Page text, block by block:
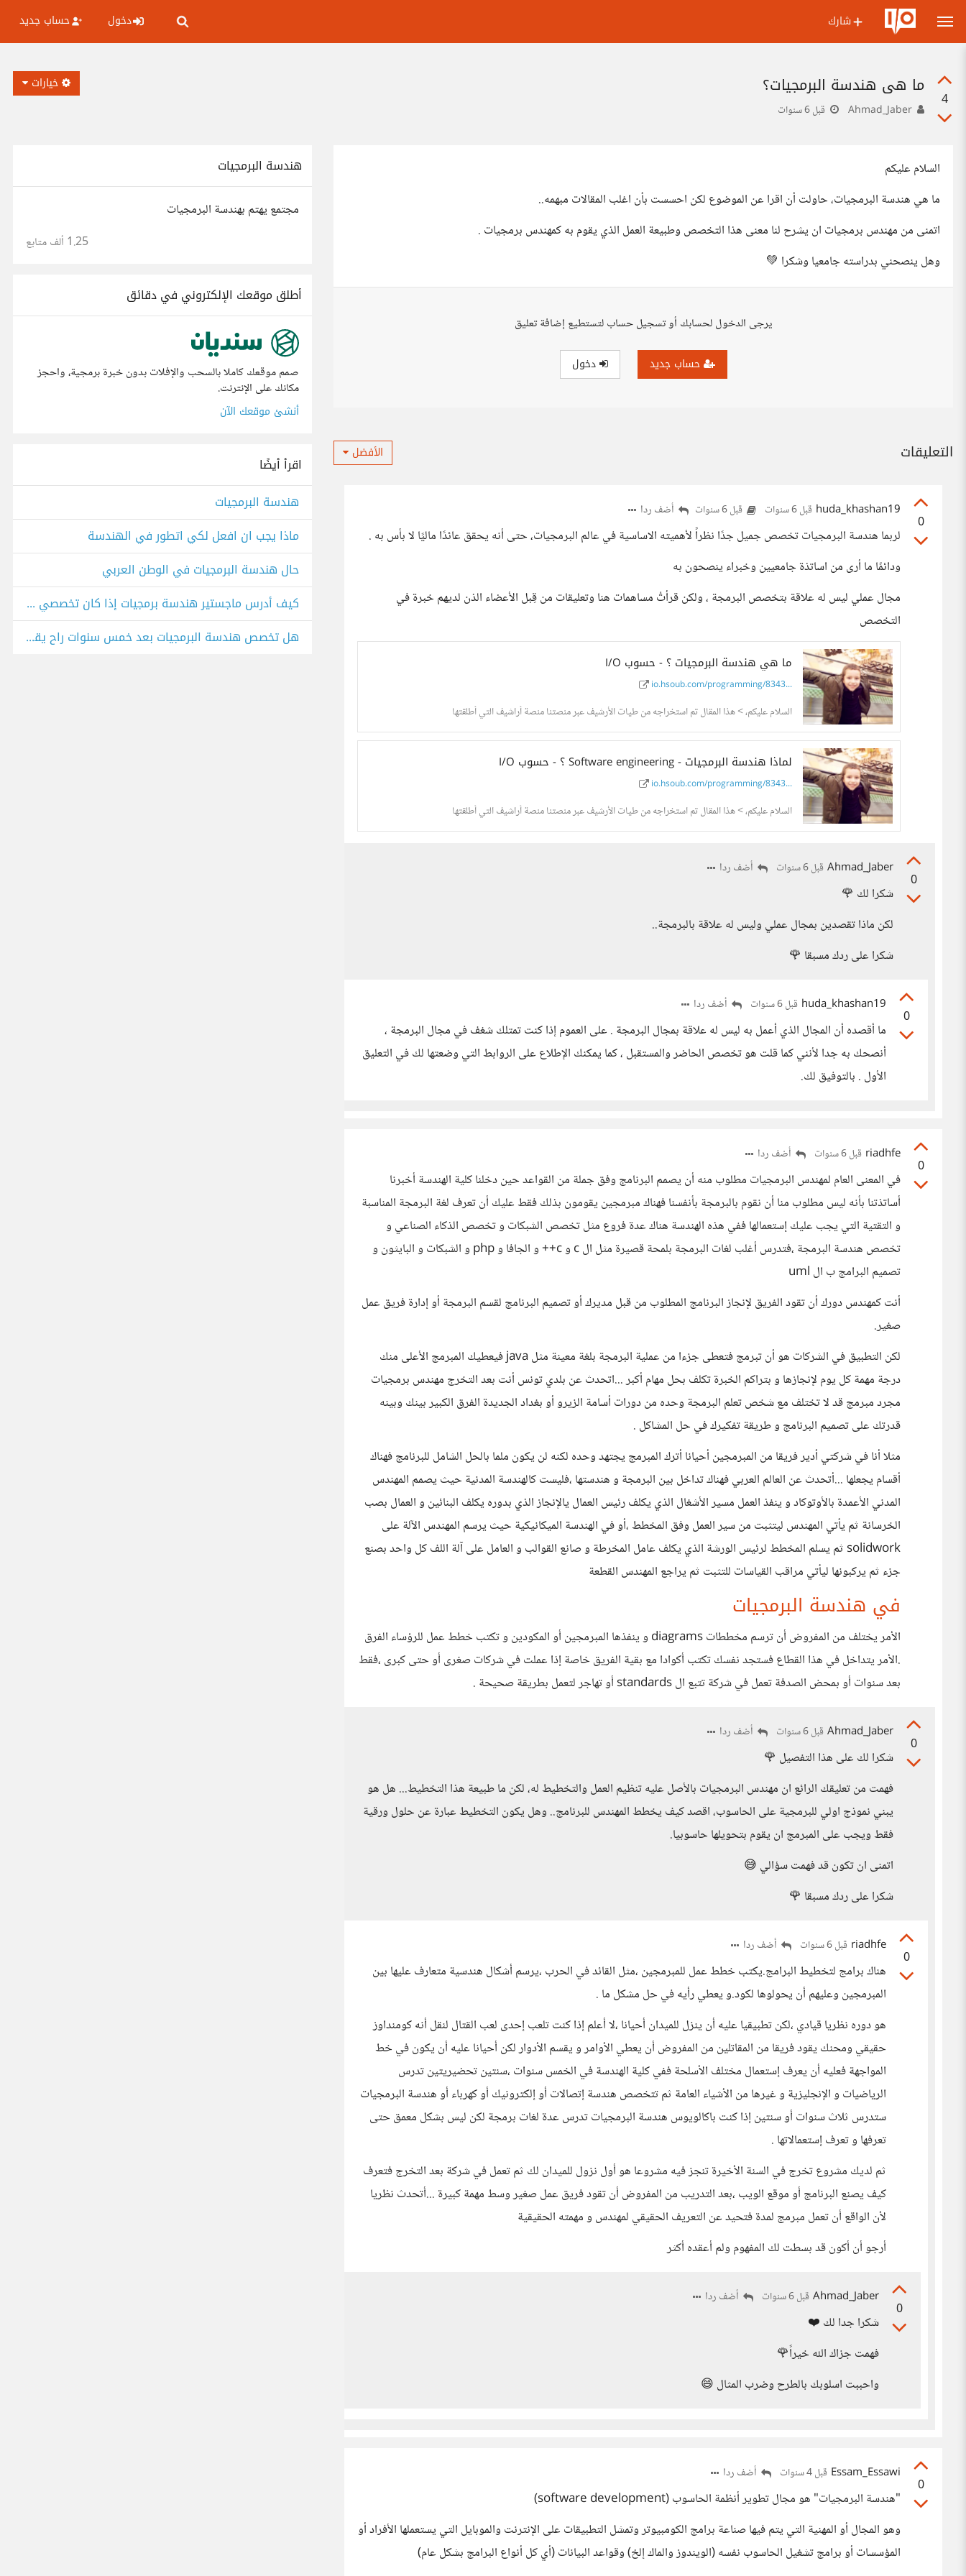
شارك دخول حساب جديد
4
ما هي هندسة البرمجيات؟
قبل 6 سنوات
خيارات
السلام عليكم
ما هي هندسة البرمجيات، حاولت أن اقرا عن الموضوع لكن احسست بأن اغلب المقالات مبهمه..
اتمنى من مهندس برمجيات ان يشرح لنا معنى هذا التخصص وطبيعة العمل الذي يقوم به كمهندس برمجيات .
وهل ينصحني بدراسته جامعيا وشكرا 💚
يرجى الدخول لحسابك أو تسجيل حساب لتستطيع إضافة تعليق
حساب جديد دخول
التعليقات الأفضل
0
huda_khashan19 قبل 6 سنوات قبل 6 سنوات أضف ردا
لربما هندسة البرمجيات تخصص جميل جدًا نظراً لأهميته الاساسية في عالم البرمجيات، حتى أنه يحقق عائدًا ماليًا لا بأس به .
ودائمًا ما أرى من اساتذة جامعيين وخبراء ينصحون به
مجال عملي ليس له علاقة بتخصص البرمجة ، ولكن قرأتُ مساهمات هنا وتعليقات من قِبل الأعضاء الذن لديهم خبرة في
التخصص
ما هي هندسة البرمجيات ؟ - حسوب I/O
io.hsoub.com/programming/8343...
السلام عليكم، > هذا المقال تم استخراجه من طيات الأرشيف عبر منصتنا منصة أراشيف التي أطلقتها
لماذا هندسة البرمجيات - Software engineering ؟ - حسوب I/O
io.hsoub.com/programming/8343...
السلام عليكم، > هذا المقال تم استخراجه من طيات الأرشيف عبر منصتنا منصة أراشيف التي أطلقتها
0
Ahmad_Jaber قبل 6 سنوات أضف ردا
شكرا لك 🌹
لكن ماذا تقصدين بمجال عملي وليس له علاقة بالبرمجة..
شكرا على ردك مسبقا 🌹
0
huda_khashan19 قبل 6 سنوات أضف ردا
ما أقصده أن المجال الذي أعمل به ليس له علاقة بمجال البرمجة . على العموم إذا كنت تمتلك شغف في مجال البرمجة ،
أنصحك به جدا لأنني كما قلت هو تخصص الحاضر والمستقبل ، كما يمكنك الإطلاع على الروابط التي وضعتها لك في التعليق
الأول . بالتوفيق لك.
0
riadhfe قبل 6 سنوات أضف ردا
في المعنى العام لمهندس البرمجيات مطلوب منه أن يصمم البرنامج وفق جملة من القواعد حين دخلنا كلية الهندسة أخبرنا
أساتذتنا بأنه ليس مطلوب منا أن نقوم بالبرمجة بأنفسنا فهناك مبرمجين يقومون بذلك فقط عليك أن تعرف لغة البرمجة المناسبة
و التقتية التي يجب عليك إستعمالها ففي هذه الهندسة هناك عدة فروع مثل تخصص الشبكات و تخصص الذكاء الصناعي و
تخصص هندسة البرمجة ،فتدرس أغلب لغات البرمجة بلمحة قصيرة مثل ال c و c++ و الجافا و php و الشبكات و البايثون و
تصميم البرامج ب ال uml
أنت كمهندس دورك أن تقود الفريق لإنجاز البرنامج المطلوب من قبل مديرك أو تصميم البرنامج لقسم البرمجة أو إدارة فريق عمل
صغير.
لكن التطبيق في الشركات هو أن تبرمج فتعطى جزءا من عملية البرمجة بلغة معينة مثل java فيعطيك المبرمج الأعلى منك
درجة مهمة كل يوم لإنجازها و بتراكم الخبرة تكلف بحل مهام أكبر ...اتحدث عن بلدي تونس أنت بعد التخرج مهندس برمجيات
مجرد مبرمج قد لا تختلف مع شخص تعلم البرمجة وحده من دورات أسامة الزيرو أو بغداد الجديدة الفرق الكبير بينك وبينه
قدرتك على تصميم البرنامج و طريقة تفكيرك في حل المشاكل .
مثلا أنا في شركتي أدير فريقا من المبرمجين أحيانا أترك المبرمج يجتهد وحده لكنه لن يكون ملما بالحل الشامل للبرنامج فهناك
أقسام يجعلها ...أتحدث عن العالم العربي فهناك تداخل بين البرمجة و هندستها ،فليست كالهندسة المدنية حيث يصمم المهندس
المدني الأعمدة بالأوتوكاد و ينفذ العمل مسير الأشغال الذي يكلف رئيس العمال يالإنجاز الذي بدوره يكلف البنائين و العمال بصب
الخرسانة ثم يأتي المهندس ليتثبت من سير العمل وفق المخطط ،أو في الهندسة الميكانيكية حيث يرسم المهندس الآلة على
solidwork ثم يسلم المخطط لرئيس الورشة الذي يكلف عامل المخرطة و صانع القوالب و العامل على آلة اللف كل واحد بصنع
جزء ثم يركبونها ليأتي مراقب القياسات للتثبت ثم يراجع المهندس القطعة
في هندسة البرمجيات
الأمر يختلف من المفروض أن ترسم مخططات diagrams و ينفذها المبرمجين أو المكودين و تكتب خطط عمل للرؤساء الفرق
.الأمر يتداخل في هذا القطاع فستجد نفسك تكتب أكوادا مع بقية الفريق خاصة إذا عملت في شركات صغرى أو حتى كبرى ،فقط
بعد سنوات أو بمحض الصدفة تعمل في شركة تتبع ال standards أو تهاجر لتعمل بطريقة صحيحة .
0
Ahmad_Jaber قبل 6 سنوات أضف ردا
شكرا لك على هذا التفصيل 🌹
فهمت من تعليقك الرائع ان مهندس البرمجيات بالأصل عليه تنظيم العمل والتخطيط له، لكن ما طبيعة هذا التخطيط... هل هو
يبني نموذج اولي للبرمجية على الحاسوب، اقصد كيف يخطط المهندس للبرنامج.. وهل يكون التخطيط عبارة عن حلول ورقية
فقط ويجب على المبرمج ان يقوم بتحويلها حاسوبيا.
اتمنى ان تكون قد فهمت سؤالي 😅
شكرا على ردك مسبقا 🌹
0
riadhfe قبل 6 سنوات أضف ردا
هناك برامج لتخطيط البرامج.يكتب خطط عمل للمبرمجين ،مثل القائد في الحرب ،يرسم أشكال هندسية متعارف عليها بين
المبرمجين وعليهم أن يحولوها لكود.و يعطي رأيه في حل مشكل ما .
هو دوره نظريا قيادي ،لكن تطبيقيا عليه أن ينزل للميدان أحيانا ،لا أعلم إذا كنت تلعب إحدى لعب القتال لنقل أنه كومنداوز
حقيقي ومحنك يقود فريقا من المقاتلين من المفروض أن يعطي الأوامر و يقسم الأدوار لكن أحيانا عليه أن يكون في خط
المواجهة فعليه أن يعرف إستعمال مختلف الأسلحة ففي كلية الهندسة في الخمس سنوات ،سنتين تحضيريتين تدرس
الرياضيات و الإنجليزية و غيرها من الأشياء العامة ثم تتخصص هندسة إتصالات أو إلكترونيك أو كهرباء أو هندسة البرمجيات
ستدرس ثلاث سنوات أو سنتين إذا كنت باكالويوس هندسة البرمجيات تدرس عدة لغات برمجة لكن ليس بشكل معمق حتى
تعرفها و تعرف إستعمالاتها .
ثم لديك مشروع تخرج في السنة الأخيرة تنجز فيه مشروعا هو أول نزول للميدان لك ثم تعمل في شركة بعد التخرج فتعرف
كيف يصنع البرنامج أو موقع الويب ،بعد التدريب من المفروض أن تقود فريق عمل صغير وسط مهمة كبيرة ...أتحدث نظريا
لأن الواقع أن تعمل مبرمج لمدة فتحيد عن التعريف الحقيقي لمهندس و مهمته الحقيقية
أرجو أن أكون قد بسطت لك المفهوم ولم أعقده أكثر
0
Ahmad_Jaber قبل 6 سنوات أضف ردا
شكرا جدا لك ❤️
فهمت جزاك الله خيراً🌹
واحببت اسلوبك بالطرح وضرب المثال 😄
0
Essam_Essawi قبل 4 سنوات أضف ردا
"هندسة البرمجيات" هو مجال تطوير أنظمة الحاسوب (software development)
وهو المجال أو المهنية التي يتم فيها صناعة برامج الكومبيوتر وتمشل التطبيقات على الإنترنت والموبايل التي يستعملها الأفراد أو
المؤسسات أو برامج تشغيل الحاسوب نفسه (الويندوز والماك إلخ) وقواعد البيانات (أي كل أنواع البرامج بشكل عام)
هندسة البرمجيات
مجتمع يهتم بهندسة البرمجيات
1.25 ألف متابع
أطلق موقعك الإلكتروني في دقائق
صمم موقعك كاملا بالسحب والإفلات بدون خبرة برمجية، واحجز
مكانك على الإنترنت.
أنشئ موقعك الآن
اقرأ أيضًا
هندسة البرمجيات
ماذا يجب ان افعل لكي اتطور في الهندسة
حال هندسة البرمجيات في الوطن العربي
كيف أدرس ماجستير هندسة برمجيات إذا كان تخصصي مختلف؟
هل تخصص هندسة البرمجيات بعد خمس سنوات راح يقل الطلب عليه